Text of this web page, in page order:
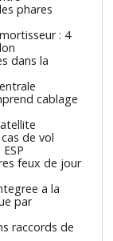
phares
: 4
dans la
cablage
de vol
feux de jour
a la
par
raccords de